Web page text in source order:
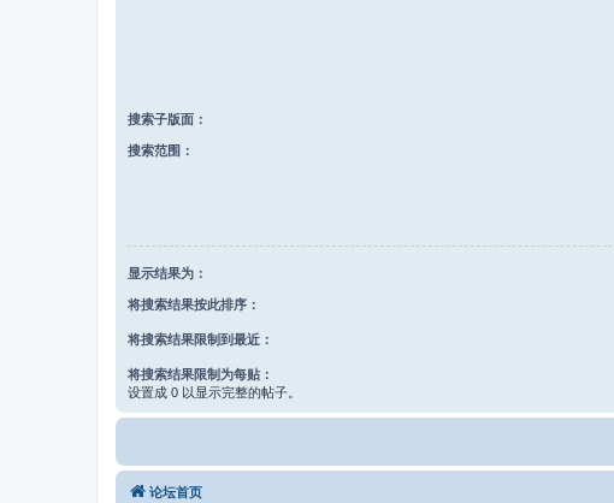
搜索子版面：
搜索范围：
显示结果为：
将搜索结果按此排序：
将搜索结果限制到最近：
将搜索结果限制为每贴：
设置成 0 以显示完整的帖子。
论坛首页